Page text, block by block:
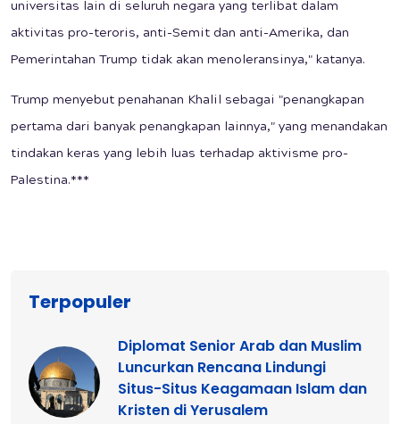
universitas lain di seluruh negara yang terlibat dalam
aktivitas pro-teroris, anti-Semit dan anti-Amerika, dan
Pemerintahan Trump tidak akan menoleransinya," katanya.
Trump menyebut penahanan Khalil sebagai "penangkapan
pertama dari banyak penangkapan lainnya," yang menandakan
tindakan keras yang lebih luas terhadap aktivisme pro-
Palestina.***
Terpopuler
Diplomat Senior Arab dan Muslim
Luncurkan Rencana Lindungi
Situs-Situs Keagamaan Islam dan
Kristen di Yerusalem